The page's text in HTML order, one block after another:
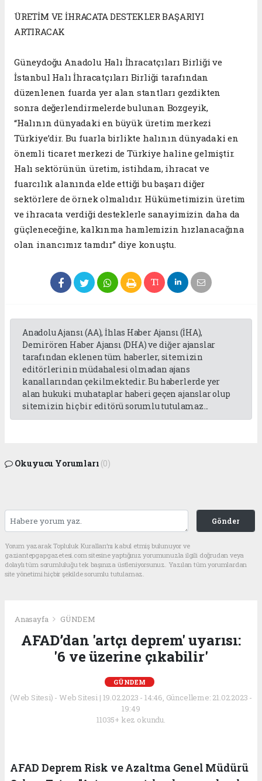
ÜRETİM VE İHRACATA DESTEKLER BAŞARIYI
ARTIRACAK
Güneydoğu Anadolu Halı İhracatçıları Birliği ve
İstanbul Halı İhracatçıları Birliği tarafından
düzenlenen fuarda yer alan stantları gezdikten
sonra değerlendirmelerde bulunan Bozgeyik,
“Halının dünyadaki en büyük üretim merkezi
Türkiye’dir. Bu fuarla birlikte halının dünyadaki en
önemli ticaret merkezi de Türkiye haline gelmiştir.
Halı sektörünün üretim, istihdam, ihracat ve
fuarcılık alanında elde ettiği bu başarı diğer
sektörlere de örnek olmalıdır. Hükümetimizin üretim
ve ihracata verdiği desteklerle sanayimizin daha da
güçleneceğine, kalkınma hamlemizin hızlanacağına
olan inancımız tamdır” diye konuştu.
Anadolu Ajansı (AA), İhlas Haber Ajansı (İHA),
Demirören Haber Ajansı (DHA) ve diğer ajanslar
tarafından eklenen tüm haberler, sitemizin
editörlerinin müdahalesi olmadan ajans
kanallarından çekilmektedir. Bu haberlerde yer
alan hukuki muhataplar haberi geçen ajanslar olup
sitemizin hiç bir editörü sorumlu tutulamaz...
Okuyucu Yorumları (0)
Gönder
Yorum yazarak Topluluk Kuralları’nı kabul etmiş bulunuyor ve
gaziantepgapgazetesi.com sitesine yaptığınız yorumunuzla ilgili doğrudan veya
dolaylı tüm sorumluluğu tek başınıza üstleniyorsunuz. Yazılan tüm yorumlardan
site yönetimi hiçbir şekilde sorumlu tutulamaz.
Anasayfa GÜNDEM
AFAD’dan 'artçı deprem' uyarısı:
'6 ve üzerine çıkabilir'
GÜNDEM
(Web Sitesi) - Web Sitesi | 19.02.2023 - 14:46, Güncelleme: 21.02.2023 -
19:49
11035+ kez okundu.
AFAD Deprem Risk ve Azaltma Genel Müdürü